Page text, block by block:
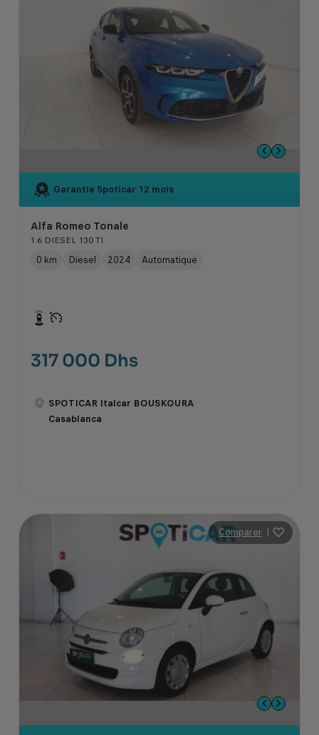
Garantie Spoticar 12 mois
Alfa Romeo Tonale
1.6 DIESEL 130 TI
0 km Diesel 2024 Automatique
317 000 Dhs
SPOTICAR Italcar BOUSKOURA
Casablanca
Comparer |